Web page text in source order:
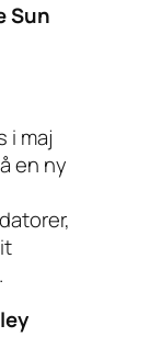
Sun
i maj
en ny